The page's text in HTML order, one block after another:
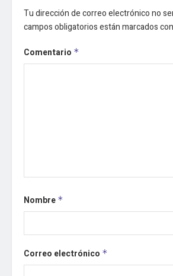
Tu dirección de correo electrónico no
campos obligatorios están marcados con
Comentario *
Nombre *
Correo electrónico *